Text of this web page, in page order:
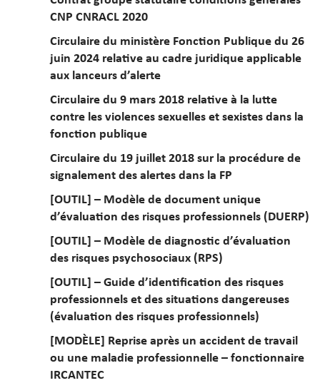
CNP CNRACL 2020
Circulaire du ministère Fonction Publique du 26
juin 2024 relative au cadre juridique applicable
aux lanceurs d’alerte
Circulaire du 9 mars 2018 relative à la lutte
contre les violences sexuelles et sexistes dans la
fonction publique
Circulaire du 19 juillet 2018 sur la procédure de
signalement des alertes dans la FP
[OUTIL] – Modèle de document unique
d’évaluation des risques professionnels (DUERP)
[OUTIL] – Modèle de diagnostic d’évaluation
des risques psychosociaux (RPS)
[OUTIL] – Guide d’identification des risques
professionnels et des situations dangereuses
(évaluation des risques professionnels)
[MODÈLE] Reprise après un accident de travail
ou une maladie professionnelle – fonctionnaire
IRCANTEC